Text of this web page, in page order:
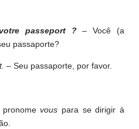
passeport ?– Você (a
passaporte?
– Seu passaporte, por favor.
pronomevous para se dirigir à